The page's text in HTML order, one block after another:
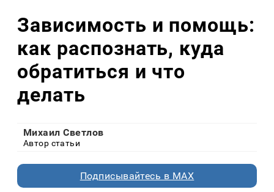
Зависимость и помощь:
как распознать, куда
обратиться и что
делать
Михаил Светлов
Автор статьи
Подписывайтесь в MAX